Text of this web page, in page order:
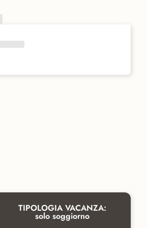
TIPOLOGIA VACANZA:
solo soggiorno